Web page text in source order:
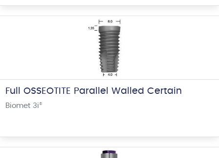
Full OSSEOTITE Parallel Walled Certain
Biomet 3i®